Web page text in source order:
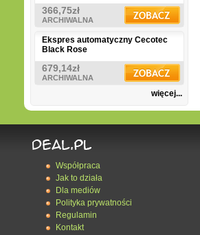
366,75zł
ARCHIWALNA
Ekspres automatyczny Cecotec
Black Rose
679,14zł
ARCHIWALNA
więcej...
Współpraca
Jak to działa
Dla mediów
Polityka prywatności
Regulamin
Kontakt